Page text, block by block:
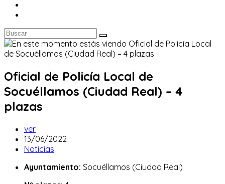
Oficial de Policía Local de
Socuéllamos (Ciudad Real) – 4
plazas
Autor
de
la
ver
Publicación
de
entrada:
13/06/2022
Categoría
la
Noticias
Ayuntamiento: Socuéllamos (Ciudad Real)